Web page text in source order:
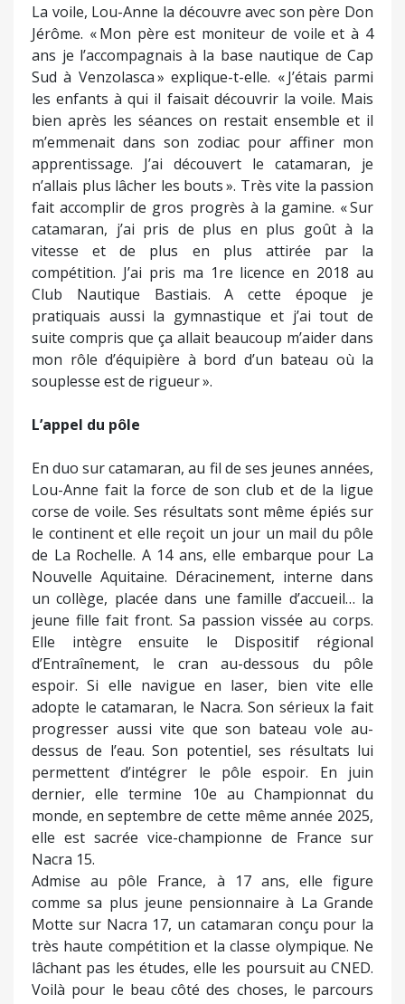
La voile, Lou-Anne la découvre avec son père Don
Jérôme. « Mon père est moniteur de voile et à 4
ans je l’accompagnais à la base nautique de Cap
Sud à Venzolasca » explique-t-elle. « J’étais parmi
les enfants à qui il faisait découvrir la voile. Mais
bien après les séances on restait ensemble et il
m’emmenait dans son zodiac pour affiner mon
apprentissage. J’ai découvert le catamaran, je
n’allais plus lâcher les bouts ». Très vite la passion
fait accomplir de gros progrès à la gamine. « Sur
catamaran, j’ai pris de plus en plus goût à la
vitesse et de plus en plus attirée par la
compétition. J’ai pris ma 1re licence en 2018 au
Club Nautique Bastiais. A cette époque je
pratiquais aussi la gymnastique et j’ai tout de
suite compris que ça allait beaucoup m’aider dans
mon rôle d’équipière à bord d’un bateau où la
souplesse est de rigueur ».
L’appel du pôle
En duo sur catamaran, au fil de ses jeunes années,
Lou-Anne fait la force de son club et de la ligue
corse de voile. Ses résultats sont même épiés sur
le continent et elle reçoit un jour un mail du pôle
de La Rochelle. A 14 ans, elle embarque pour La
Nouvelle Aquitaine. Déracinement, interne dans
un collège, placée dans une famille d’accueil… la
jeune fille fait front. Sa passion vissée au corps.
Elle intègre ensuite le Dispositif régional
d’Entraînement, le cran au-dessous du pôle
espoir. Si elle navigue en laser, bien vite elle
adopte le catamaran, le Nacra. Son sérieux la fait
progresser aussi vite que son bateau vole au-
dessus de l’eau. Son potentiel, ses résultats lui
permettent d’intégrer le pôle espoir. En juin
dernier, elle termine 10e au Championnat du
monde, en septembre de cette même année 2025,
elle est sacrée vice-championne de France sur
Nacra 15.
Admise au pôle France, à 17 ans, elle figure
comme sa plus jeune pensionnaire à La Grande
Motte sur Nacra 17, un catamaran conçu pour la
très haute compétition et la classe olympique. Ne
lâchant pas les études, elle les poursuit au CNED.
Voilà pour le beau côté des choses, le parcours